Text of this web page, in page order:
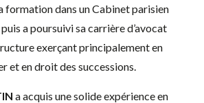
formation dans un Cabinet parisien
a poursuivi sa carrière d’avocat
exerçant principalement en
et en droit des successions.
a acquis une solide expérience en